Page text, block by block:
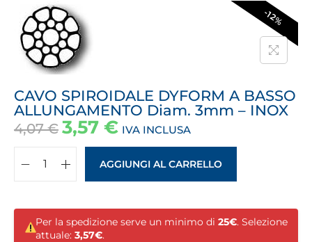
-12%
CAVO SPIROIDALE DYFORM A BASSO
ALLUNGAMENTO Diam. 3mm – INOX
4,07€ 3,57 € IVA INCLUSA
AGGIUNGI AL CARRELLO
Per la spedizione serve un minimo di 25€. Selezione
attuale: 3,57€.